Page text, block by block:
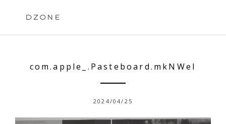
DZONE
com.apple_.Pasteboard.mkNWeI
2024/04/25